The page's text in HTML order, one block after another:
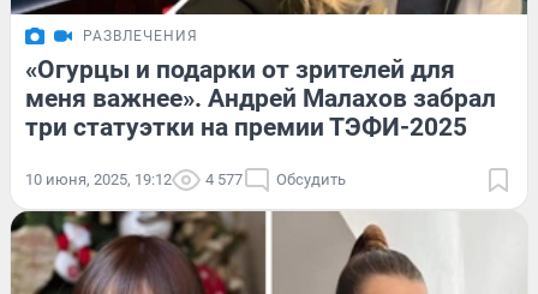
РАЗВЛЕЧЕНИЯ
«Огурцы и подарки от зрителей для
меня важнее». Андрей Малахов забрал
три статуэтки на премии ТЭФИ-2025
10 июня, 2025, 19:12 4 577 Обсудить